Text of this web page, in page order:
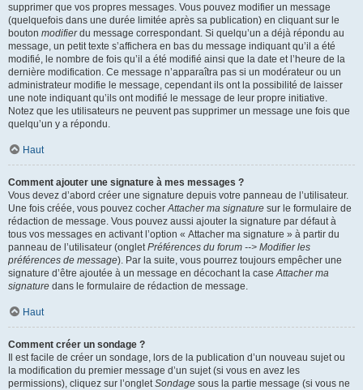
supprimer que vos propres messages. Vous pouvez modifier un message
(quelquefois dans une durée limitée après sa publication) en cliquant sur le
bouton modifierdu message correspondant. Si quelqu’un a déjà répondu au
message, un petit texte s’affichera en bas du message indiquant qu’il a été
modifié, le nombre de fois qu’il a été modifié ainsi que la date et l’heure de la
dernière modification. Ce message n’apparaîtra pas si un modérateur ou un
administrateur modifie le message, cependant ils ont la possibilité de laisser
une note indiquant qu’ils ont modifié le message de leur propre initiative.
Notez que les utilisateurs ne peuvent pas supprimer un message une fois que
quelqu’un y a répondu.
Haut
Comment ajouter une signature à mes messages ?
Vous devez d’abord créer une signature depuis votre panneau de l’utilisateur.
Une fois créée, vous pouvez cocherAttacher ma signature sur le formulaire de
rédaction de message. Vous pouvez aussi ajouter la signature par défaut à
tous vos messages en activant l’option « Attacher ma signature » à partir du
panneau de l’utilisateur (ongletPréférences du forum --> Modifier les
préférences de message). Par la suite, vous pourrez toujours empêcher une
signature d’être ajoutée à un message en décochant la caseAttacher ma
signature dans le formulaire de rédaction de message.
Haut
Comment créer un sondage ?
Il est facile de créer un sondage, lors de la publication d’un nouveau sujet ou
la modification du premier message d’un sujet (si vous en avez les
permissions), cliquez sur l’ongletSondage sous la partie message (si vous ne